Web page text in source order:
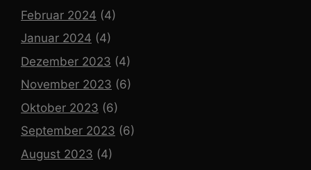
Februar 2024 (4)
Januar 2024 (4)
Dezember 2023 (4)
November 2023 (6)
Oktober 2023 (6)
September 2023 (6)
August 2023 (4)